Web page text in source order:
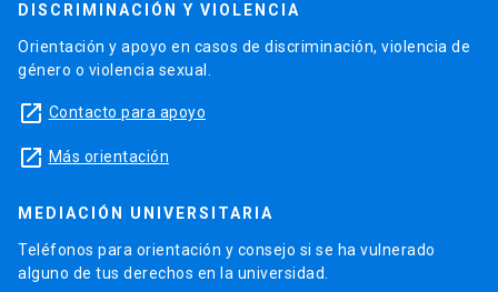
DISCRIMINACIÓN Y VIOLENCIA
Orientación y apoyo en casos de discriminación, violencia de
género o violencia sexual.
launch Contacto para apoyo
launch Más orientación
MEDIACIÓN UNIVERSITARIA
Teléfonos para orientación y consejo si se ha vulnerado
alguno de tus derechos en la universidad.